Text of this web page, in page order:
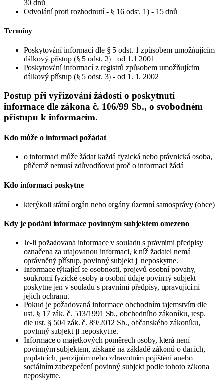
30 dnů
Odvolání proti rozhodnutí - § 16 odst. 1) - 15 dnů
Termíny
Poskytování informací dle § 5 odst. 1 způsobem umožňujícím
dálkový přístup (§ 5 odst. 2) - od 1.1.2001
Poskytování informací z registrů způsobem umožňujícím
dálkový přístup (§ 5 odst. 3) - od 1. 1. 2002
Postup při vyřizování žádostí o poskytnutí
informace dle zákona č. 106/99 Sb., o svobodném
přístupu k informacím.
Kdo může o informaci požádat
o informaci může žádat každá fyzická nebo právnická osoba,
přičemž nemusí zdůvodňovat proč o informaci žádá
Kdo informaci poskytne
kterýkoli státní orgán nebo orgány územní samosprávy (obce)
Kdy je podání informace povinným subjektem omezeno
Je-li požadovaná informace v souladu s právními předpisy
označena za utajovanou informaci, k níž žadatel nemá
oprávněný přístup, povinný subjekt ji neposkytne.
Informace týkající se osobnosti, projevů osobní povahy,
soukromí fyzické osoby a osobní údaje povinný subjekt
poskytne jen v souladu s právními předpisy, upravujícími
jejich ochranu.
Pokud je požadovaná informace obchodním tajemstvím dle
ust. § 17 zák. č. 513/1991 Sb., obchodního zákoníku, resp.
dle ust. § 504 zák. č. 89/2012 Sb., občanského zákoníku,
povinný subjekt ji neposkytne.
Informace o majetkových poměrech osoby, která není
povinným subjektem, získané na základě zákonů o daních,
poplatcích, penzijním nebo zdravotním pojištění anebo
sociálním zabezpečení povinný subjekt podle tohoto zákona
neposkytne.